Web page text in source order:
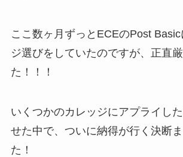
ここ数ヶ月ずっとECEのPost
ジ選びをしていたのですが、正直
た！！！
いくつかのカレッジにアプライし
せた中で、ついに納得が行く決断
た！